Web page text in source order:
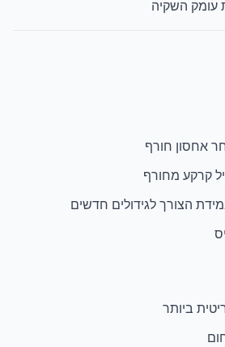
השקיה
אחסון חורף
קרקע מחורף
הצורך לגידולים חדשים
ביותר